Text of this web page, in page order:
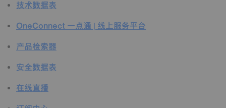
技术数据表
OneConnect 一点通 | 线上服务平台
产品检索器
安全数据表
在线直播